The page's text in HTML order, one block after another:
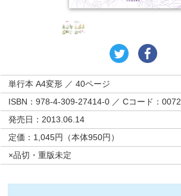
単行本 A4変形 ／ 40ページ
ISBN：978-4-309-27414-0 ／ Cコード：0072
発売日：2013.06.14
定価：1,045円（本体950円）
×品切・重版未定